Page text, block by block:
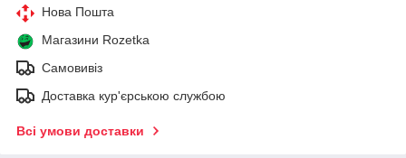
Нова Пошта
Магазини Rozetka
Самовивіз
Доставка кур'єрською службою
Всі умови доставки